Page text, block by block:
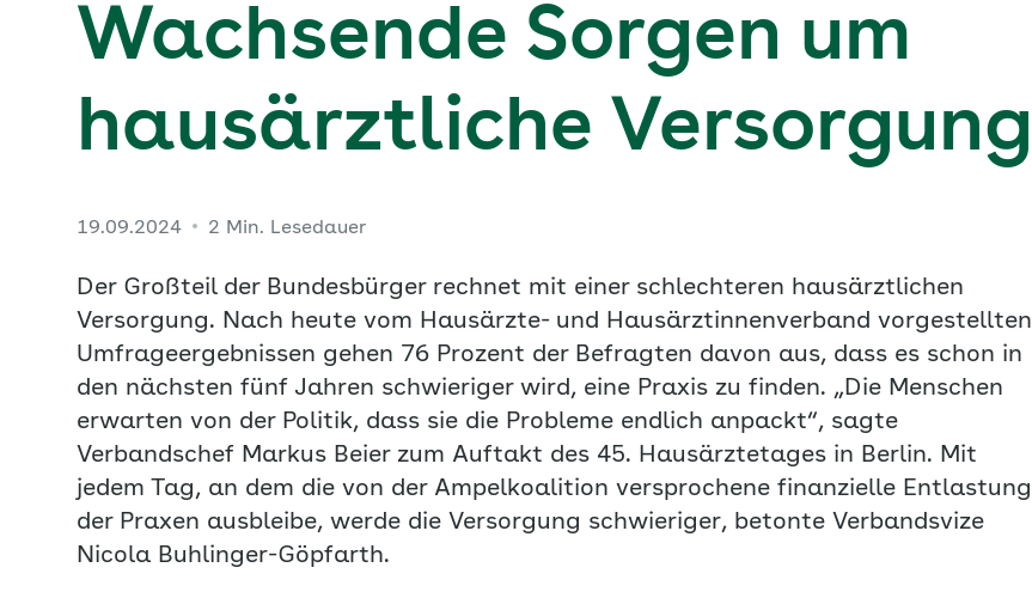
Wachsende Sorgen um
hausärztliche Versorgung
19.09.2024 2 Min. Lesedauer
Der Großteil der Bundesbürger rechnet mit einer schlechteren hausärztlichen
Versorgung. Nach heute vom Hausärzte- und Hausärztinnenverband vorgestellten
Umfrageergebnissen gehen 76 Prozent der Befragten davon aus, dass es schon in
den nächsten fünf Jahren schwieriger wird, eine Praxis zu finden. „Die Menschen
erwarten von der Politik, dass sie die Probleme endlich anpackt“, sagte
Verbandschef Markus Beier zum Auftakt des 45. Hausärztetages in Berlin. Mit
jedem Tag, an dem die von der Ampelkoalition versprochene finanzielle Entlastung
der Praxen ausbleibe, werde die Versorgung schwieriger, betonte Verbandsvize
Nicola Buhlinger-Göpfarth.